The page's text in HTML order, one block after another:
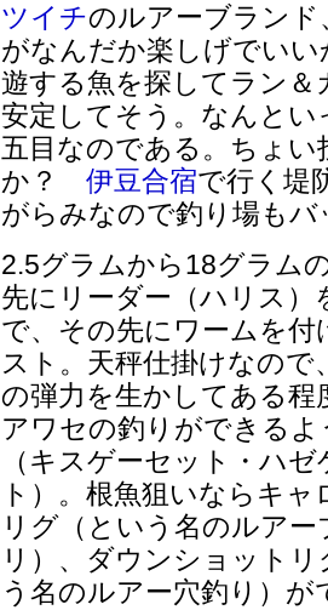
ツイチのルアーブラン
がなんだか楽しげでい
遊する魚を探してラン
安定してそう。なんとい
五目なのである。ちょ
か？ 伊豆合宿で行く堤
がらみなので釣り場も
2.5グラムから18グラム
先にリーダー（ハリス）
で、その先にワームを付
スト。天秤仕掛けなので
の弾力を生かしてある程
アワセの釣りができる
（キスゲーセット・ハ
ト）。根魚狙いならキャ
リグ（という名のルアー
リ）、ダウンショットリ
う名のルアー穴釣り）